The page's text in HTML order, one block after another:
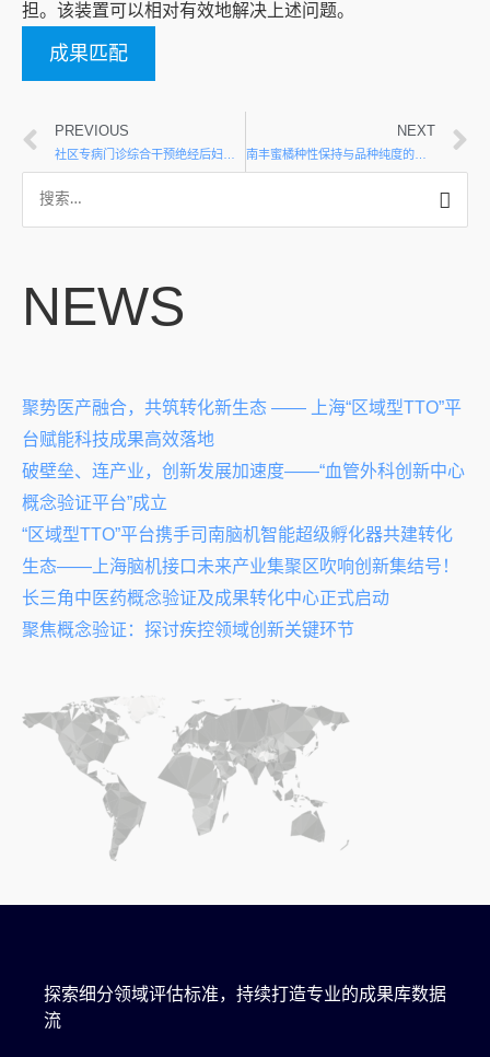
担。该装置可以相对有效地解决上述问题。
成果匹配
PREVIOUS NEXT
南丰蜜橘种性保持与品种纯度的分子鉴别
NEWS
聚势医产融合，共筑转化新生态 —— 上海“区域型TTO”平
台赋能科技成果高效落地
破壁垒、连产业，创新发展加速度——“血管外科创新中心
概念验证平台”成立
“区域型TTO”平台携手司南脑机智能超级孵化器共建转化
生态——上海脑机接口未来产业集聚区吹响创新集结号！
长三角中医药概念验证及成果转化中心正式启动
聚焦概念验证：探讨疾控领域创新关键环节
探索细分领域评估标准，持续打造专业的成果库数据
流